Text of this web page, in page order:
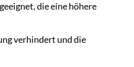
die eine höhere
verhindert und die